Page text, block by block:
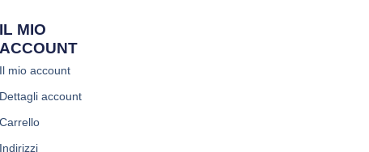
IL MIO
ACCOUNT
Il mio account
Dettagli account
Carrello
Indirizzi